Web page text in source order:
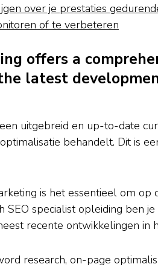
over je prestaties
of te verbeteren
offers a
latest
uitgebreid en up-to-date
behandelt. Dit is
is het essentieel om op
specialist opleiding ben
recente ontwikkelingen in
research, on-page